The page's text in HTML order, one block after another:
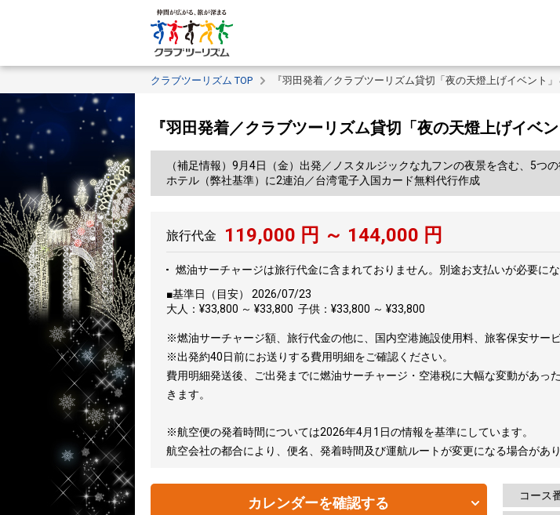
クラブツーリズム TOP 『羽田発着／クラブツーリズム貸切「夜の天燈上げイベント
『羽田発着／クラブツーリズム貸切「夜の天燈上げイベ
（補足情報）9月4日（金）出発／ノスタルジックな九フンの夜景を含む、5
ホテル（弊社基準）に2連泊／台湾電子入国カード無料代行作成
旅行代金 119,000 円 ～ 144,000 円
燃油サーチャージは旅行代金に含まれておりません。別途お支払いが必要にな
■基準日（目安） 2026/07/23
大人：¥33,800 ～ ¥33,800 子供：¥33,800 ～ ¥33,800
※燃油サーチャージ額、旅行代金の他に、国内空港施設使用料、旅客保安サー
※出発約40日前にお送りする費用明細をご確認ください。
費用明細発送後、ご出発までに燃油サーチャージ・空港税に大幅な変動があ
きます。
※航空便の発着時間については2026年4月1日の情報を基準にしています。
航空会社の都合により、便名、発着時間及び運航ルートが変更になる場合があり
カレンダーを確認する コース